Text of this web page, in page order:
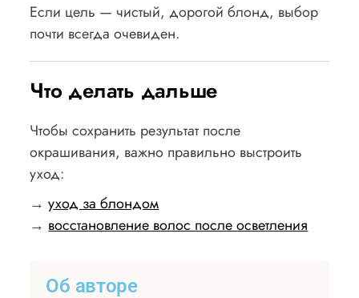
Если цель — чистый, дорогой блонд, выбор
почти всегда очевиден.
Что делать дальше
Чтобы сохранить результат после
окрашивания, важно правильно выстроить
уход:
→уход за блондом
→ восстановление волос после осветления
Об авторе